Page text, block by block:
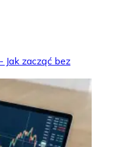
zacząć bez